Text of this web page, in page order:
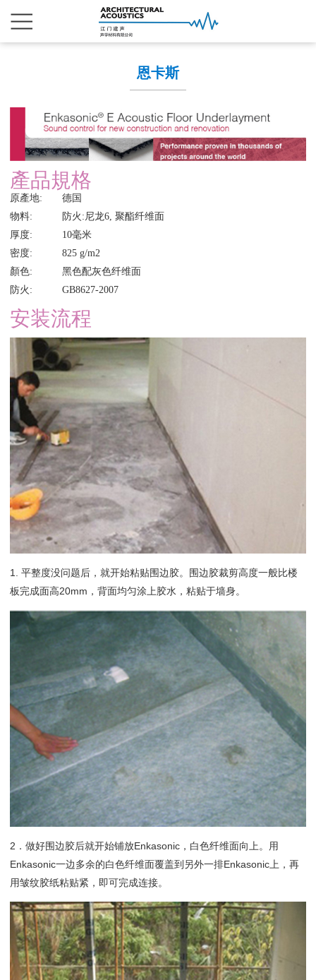
恩卡斯
產品規格
原產地: 德国
物料: 防火: 尼龙6, 聚酯纤维面
厚度: 10毫米
密度: 825 g/m2
顏色: 黑色配灰色纤维面
防火: GB8627-2007
安装流程
1. 平整度没问题后，就开始粘贴围边胶。围边胶裁剪高度一般比楼
板完成面高20mm，背面均匀涂上胶水，粘贴于墙身。
2．做好围边胶后就开始铺放Enkasonic，白色纤维面向上。用
Enkasonic一边多余的白色纤维面覆盖到另外一排Enkasonic上，再
用皱纹胶纸粘贴紧，即可完成连接。